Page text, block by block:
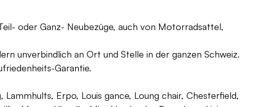
oder Ganz- Neubezüge, auch von Motorradsattel,
unverbindlich an Ort und Stelle in der ganzen Schweiz.
Garantie.
Erpo, Louis gance, Loung chair, Chesterfield,